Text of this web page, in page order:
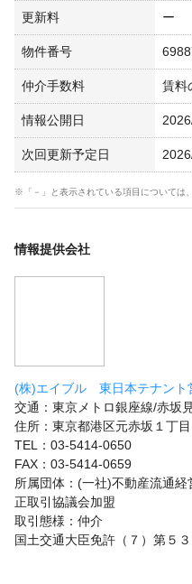
更新料 ー
物件番号
仲介手数料 賃料
情報公開日
次回更新予定日
※「－」と表示されている項目については
情報提供会社
(株)エイブル 東日本テナント
交通：東京メトロ銀座線/赤坂
住所：東京都港区元赤坂１丁
TEL：03-5414-0650
FAX：03-5414-0659
所属団体：(一社)不動産流通
正取引協議会加盟
取引態様：仲介
国土交通大臣免許（７）第５